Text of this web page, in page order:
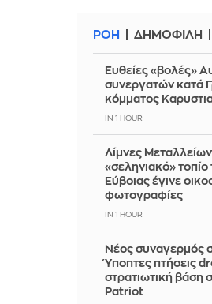
ΡΟΗ ΔΗΜΟΦΙΛΗ
Ευθείες «βολές»
συνεργατών κατά
κόμματος
IN 1 HOUR
Λίμνες
«σεληνιακό» τοπίο
Εύβοιας έγινε
φωτογραφίες
IN 1 HOUR
Νέος συναγερμός
Ύποπτες πτήσεις
στρατιωτική βάση
Patriot